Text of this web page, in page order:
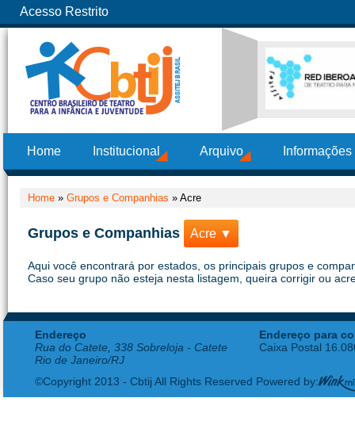
Acesso Restrito
Home Institucional Arquivo
Home » Grupos e Companhias » Acre
Grupos e Companhias Acre ▼
Aqui você encontrará por estados, os principais grupos e
Caso seu grupo não esteja nesta listagem, queira corrigir ou
Endereço
Rua do Catete, 338 Sobreloja - Catete
Rio de Janeiro/RJ
Endereço para
Caixa Postal
©Copyright 2013 - Cbtij All Rights Reserved Powered by: